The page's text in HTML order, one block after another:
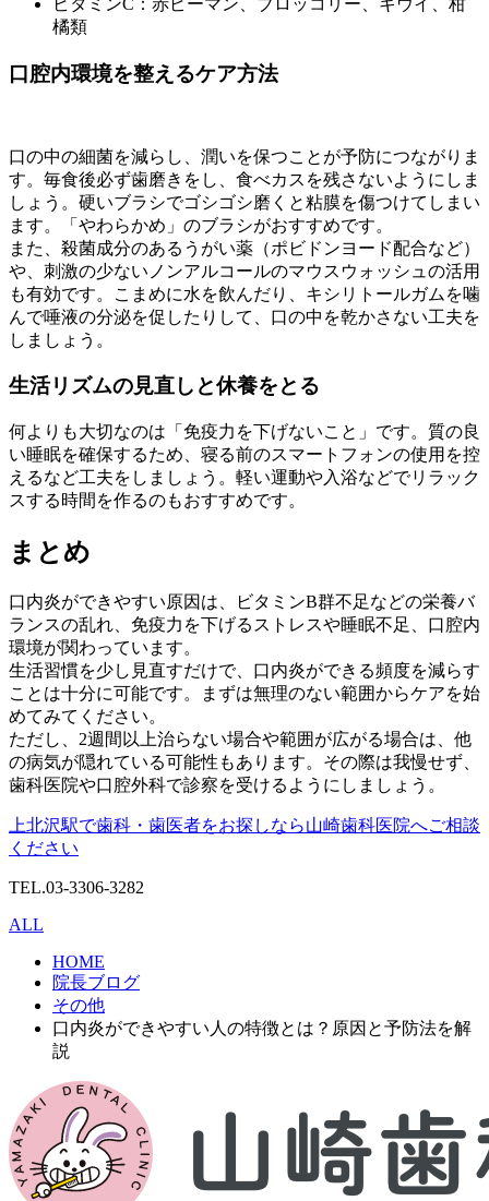
ビタミンC：赤ピーマン、ブロッコリー、キウイ、柑
橘類
口腔内環境を整えるケア方法
口の中の細菌を減らし、潤いを保つことが予防につながりま
す。毎食後必ず歯磨きをし、食べカスを残さないようにしま
しょう。硬いブラシでゴシゴシ磨くと粘膜を傷つけてしまい
ます。「やわらかめ」のブラシがおすすめです。
また、殺菌成分のあるうがい薬（ポビドンヨード配合など）
や、刺激の少ないノンアルコールのマウスウォッシュの活用
も有効です。こまめに水を飲んだり、キシリトールガムを噛
んで唾液の分泌を促したりして、口の中を乾かさない工夫を
しましょう。
生活リズムの見直しと休養をとる
何よりも大切なのは「免疫力を下げないこと」です。質の良
い睡眠を確保するため、寝る前のスマートフォンの使用を控
えるなど工夫をしましょう。軽い運動や入浴などでリラック
スする時間を作るのもおすすめです。
まとめ
口内炎ができやすい原因は、ビタミンB群不足などの栄養バ
ランスの乱れ、免疫力を下げるストレスや睡眠不足、口腔内
環境が関わっています。
生活習慣を少し見直すだけで、口内炎ができる頻度を減らす
ことは十分に可能です。まずは無理のない範囲からケアを始
めてみてください。
ただし、2週間以上治らない場合や範囲が広がる場合は、他
の病気が隠れている可能性もあります。その際は我慢せず、
歯科医院や口腔外科で診察を受けるようにしましょう。
上北沢駅で歯科・歯医者をお探しなら山崎歯科医院へご相談
ください
TEL.03-3306-3282
ALL
HOME
院長ブログ
その他
口内炎ができやすい人の特徴とは？原因と予防法を解
説